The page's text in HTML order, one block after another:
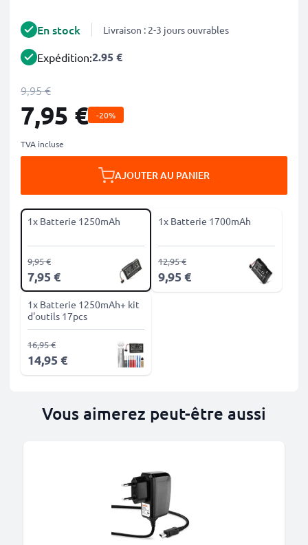
En stock Livraison : 2-3 jours ouvrables
Expédition:2.95 €
9,95 €
7,95 € -20%
TVA incluse
AJOUTER AU PANIER
1x Batterie 1250mAh
7,95 €
9,95 €
1x Batterie 1700mAh
9,95 €
12,95 €
1x Batterie 1250mAh+ kit
d'outils 17pcs
14,95 €
16,95 €
Vous aimerez peut-être aussi